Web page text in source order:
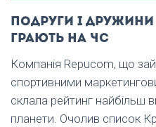
Подруги і дружини
грають на ЧС
Компанія Repucom, що
спортивними
склала рейтинг найбільш
планети. Очолив список